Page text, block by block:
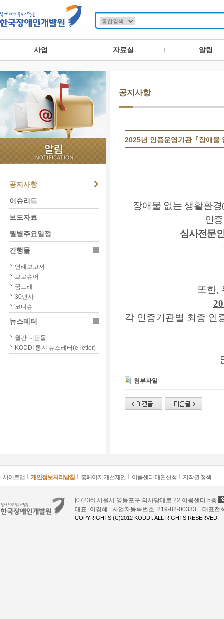
사업 자료실 알림
공지사항
이슈리드
보도자료
월별주요일정
간행물
연례보고서
브로슈어
꿈드래
30년사
코디슈
뉴스레터
월간 디딤돌
KODDI 통계 뉴스레터(e-letter)
공지사항
2025년 인증운영기관『장애물
장애물 없는 생활환경
인
심사전문
또한,
각 인증기관별 최종 인
첨부파일
사이트맵 개인정보처리방침 홈페이지 개선제안 이룸센터 대관신청 저작권 정책
[07236] 서울시 영등포구 의사당대로 22 이룸센터 5층
대표: 이경혜 사업자등록번호: 219-82-00333 대표
COPYRIGHTS (C)2012 KODDI. ALL RIGHTS RESERVED.